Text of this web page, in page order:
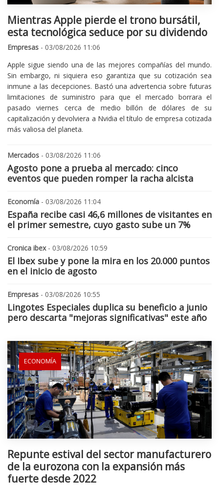
Mientras Apple pierde el trono bursátil,
esta tecnológica seduce por su dividendo
Empresas - 03/08/2026 11:06
Apple sigue siendo una de las mejores compañías del mundo.
Sin embargo, ni siquiera eso garantiza que su cotización sea
inmune a las decepciones. Bastó una advertencia sobre futuras
limitaciones de suministro para que el mercado borrara el
pasado viernes cerca de medio billón de dólares de su
capitalización y devolviera a Nvidia el título de empresa cotizada
más valiosa del planeta.
Mercados - 03/08/2026 11:06
Agosto pone a prueba al mercado: cinco
eventos que pueden romper la racha alcista
Economía - 03/08/2026 11:04
España recibe casi 46,6 millones de visitantes en
el primer semestre, cuyo gasto sube un 7%
Cronica ibex- 03/08/2026 10:59
El Ibex sube y pone la mira en los 20.000 puntos
en el inicio de agosto
Empresas - 03/08/2026 10:55
Lingotes Especiales duplica su beneficio a junio
pero descarta "mejoras significativas" este año
ECONOMÍA
Repunte estival del sector manufacturero
de la eurozona con la expansión más
fuerte desde 2022